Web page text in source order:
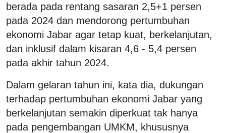
berada pada rentang sasaran 2,5+1 persen
pada 2024 dan mendorong pertumbuhan
ekonomi Jabar agar tetap kuat, berkelanjutan,
dan inklusif dalam kisaran 4,6 - 5,4 persen
pada akhir tahun 2024.
Dalam gelaran tahun ini, kata dia, dukungan
terhadap pertumbuhan ekonomi Jabar yang
berkelanjutan semakin diperkuat tak hanya
pada pengembangan UMKM, khususnya